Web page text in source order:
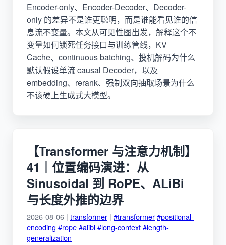
Encoder-only、Encoder-Decoder、Decoder-
only 的差异不是谁更聪明，而是谁能看见谁的信
息流不变量。本文从可见性图出发，解释这个不
变量如何锁死任务接口与训练管线，KV
Cache、continuous batching、投机解码为什么
默认假设单流 causal Decoder，以及
embedding、rerank、强制双向抽取场景为什么
不该硬上生成式大模型。
【Transformer 与注意力机制】
41｜位置编码演进：从
Sinusoidal 到 RoPE、ALiBi
与长度外推的边界
2026-08-06 | transformer | #transformer#positional-
encoding #rope#alibi#long-context#length-
generalization